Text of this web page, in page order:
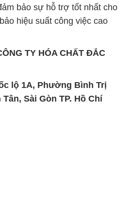
bảo sự hỗ trợ tốt nhất cho
hiệu suất công việc cao
TY HÓA CHẤT ĐẮC
lộ 1A, Phường Bình Trị
Sài Gòn TP. Hồ Chí